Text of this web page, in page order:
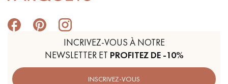
INCRIVEZ-VOUS À NOTRE
NEWSLETTER ET PROFITEZ DE -10%
INSCRIVEZ-VOUS